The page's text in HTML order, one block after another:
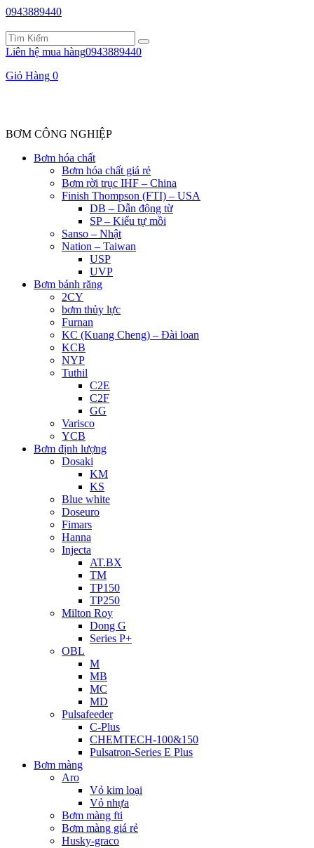
0943889440
Liên hệ mua hàng0943889440
Giỏ Hàng 0
BƠM CÔNG NGHIỆP
Bơm hóa chất
Bơm hóa chất giá rẻ
Bơm rời trục IHF – China
Finish Thompson (FTI) – USA
DB – Dẫn động từ
SP – Kiểu tự mồi
Sanso – Nhật
Nation – Taiwan
USP
UVP
Bơm bánh răng
2CY
bơm thủy lực
Furnan
KC (Kuang Cheng) – Đài loan
KCB
NYP
Tuthil
C2E
C2F
GG
Varisco
YCB
Bơm định lượng
Dosaki
KM
KS
Blue white
Doseuro
Fimars
Hanna
Injecta
AT.BX
TM
TP150
TP250
Milton Roy
Dong G
Series P+
OBL
M
MB
MC
MD
Pulsafeeder
C-Plus
CHEMTECH-100&150
Pulsatron-Series E Plus
Bơm màng
Aro
Vỏ kim loại
Vỏ nhựa
Bơm màng fti
Bơm màng giá rẻ
Husky-graco